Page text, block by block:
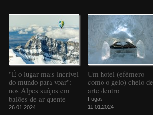
"É o lugar mais incrível
do mundo para voar":
nos Alpes suíços em
balões de ar quente
26.01.2024
Um hotel (efémero
como o gelo) cheio de
arte dentro
Fugas
11.01.2024